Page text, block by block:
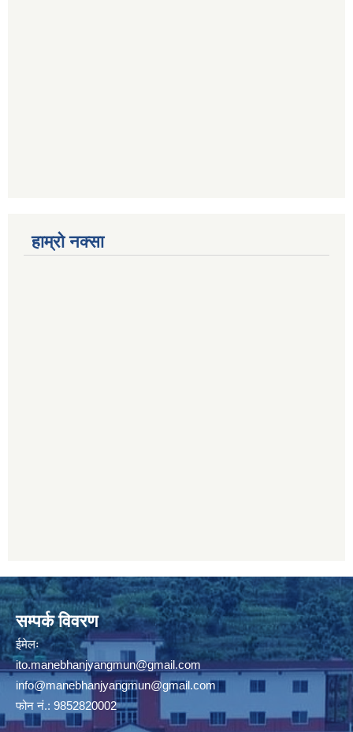
हाम्रो नक्सा
सम्पर्क विवरण
ईमेलः
ito.manebhanjyangmun@gmail.com
info@manebhanjyangmun@gmail.com
फोन नं.: 9852820002